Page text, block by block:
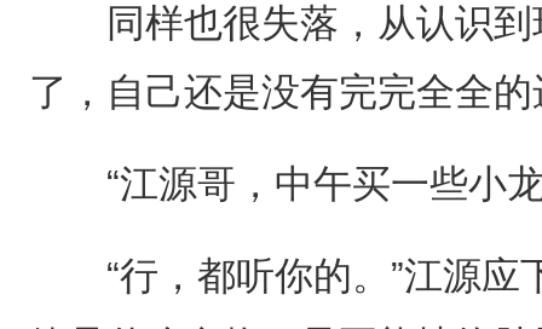
同样也很失落，从认识到
了，自己还是没有完完全全
“江源哥，中午买一些小龙
“行，都听你的。”江源应